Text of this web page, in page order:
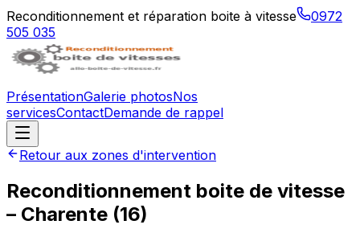
Reconditionnement et réparation boite à vitesse
0972
505 035
PrésentationGalerie photosNos
servicesContactDemande de rappel
Retour aux zones d'intervention
Reconditionnement boite de vitesse
– Charente (16)